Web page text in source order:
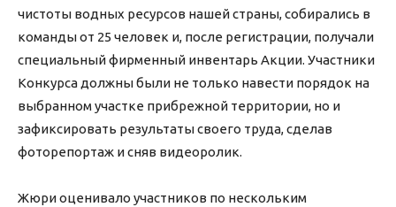
чистоты водных ресурсов нашей страны, собирались в
команды от 25 человек и, после регистрации, получали
специальный фирменный инвентарь Акции. Участники
Конкурса должны были не только навести порядок на
выбранном участке прибрежной территории, но и
зафиксировать результаты своего труда, сделав
фоторепортаж и сняв видеоролик.
Жюри оценивало участников по нескольким